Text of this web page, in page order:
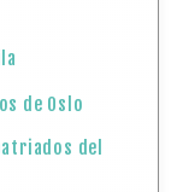
de Oslo
del